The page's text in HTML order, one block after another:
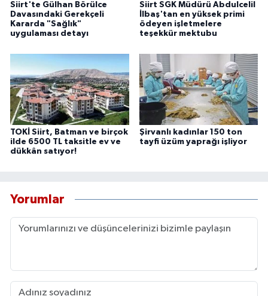
Siirt'te Gülhan Börülce
Davasındaki Gerekçeli
Kararda "Sağlık"
uygulaması detayı
Siirt SGK Müdürü Abdulcelil
İlbaş'tan en yüksek primi
ödeyen işletmelere
teşekkür mektubu
TOKİ Siirt, Batman ve birçok
ilde 6500 TL taksitle ev ve
dükkân satıyor!
Şirvanlı kadınlar 150 ton
tayfi üzüm yaprağı işliyor
Yorumlar